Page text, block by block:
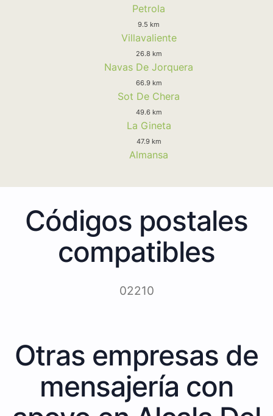
Petrola
9.5 km
Villavaliente
26.8 km
Navas De Jorquera
66.9 km
Sot De Chera
49.6 km
La Gineta
47.9 km
Almansa
Códigos postales
compatibles
02210
Otras empresas de
mensajería con